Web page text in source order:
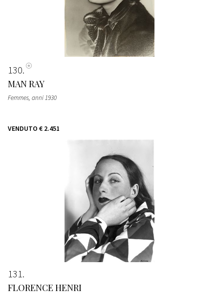
130
MAN RAY
Femmes, anni 1930
VENDUTO € 2.451
131
FLORENCE HENRI